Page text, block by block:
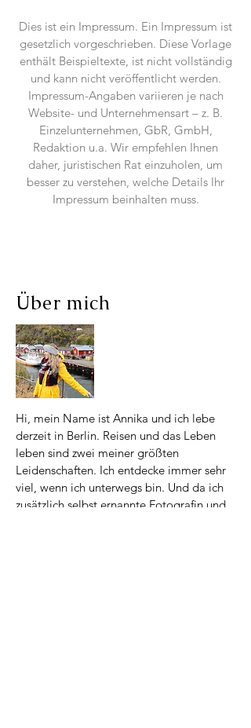
Dies ist ein Impressum. Ein Impressum ist
gesetzlich vorgeschrieben. Diese Vorlage
enthält Beispieltexte, ist nicht vollständig
und kann nicht veröffentlicht werden.
Impressum-Angaben variieren je nach
Website- und Unternehmensart – z. B.
Einzelunternehmen, GbR, GmbH,
Redaktion u.a. Wir empfehlen Ihnen
daher, juristischen Rat einzuholen, um
besser zu verstehen, welche Details Ihr
Impressum beinhalten muss.
Über mich
Hi, mein Name ist Annika und ich lebe
derzeit in Berlin. Reisen und das Leben
leben sind zwei meiner größten
Leidenschaften. Ich entdecke immer sehr
viel, wenn ich unterwegs bin. Und da ich
zusätzlich selbst ernannte Fotografin und